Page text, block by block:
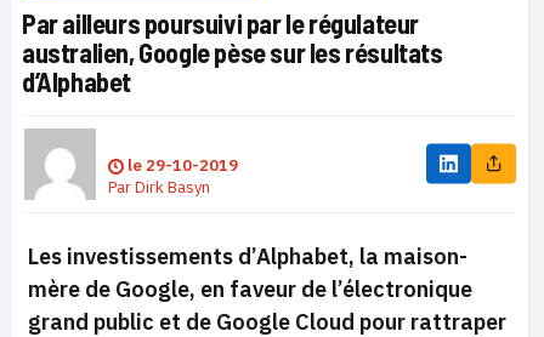
Par ailleurs poursuivi par le régulateur
australien, Google pèse sur les résultats
d’Alphabet
le 29-10-2019
ParDirk Basyn
Les investissements d’Alphabet, la maison-
mère de Google, en faveur de l’électronique
grand public et de Google Cloud pour rattraper